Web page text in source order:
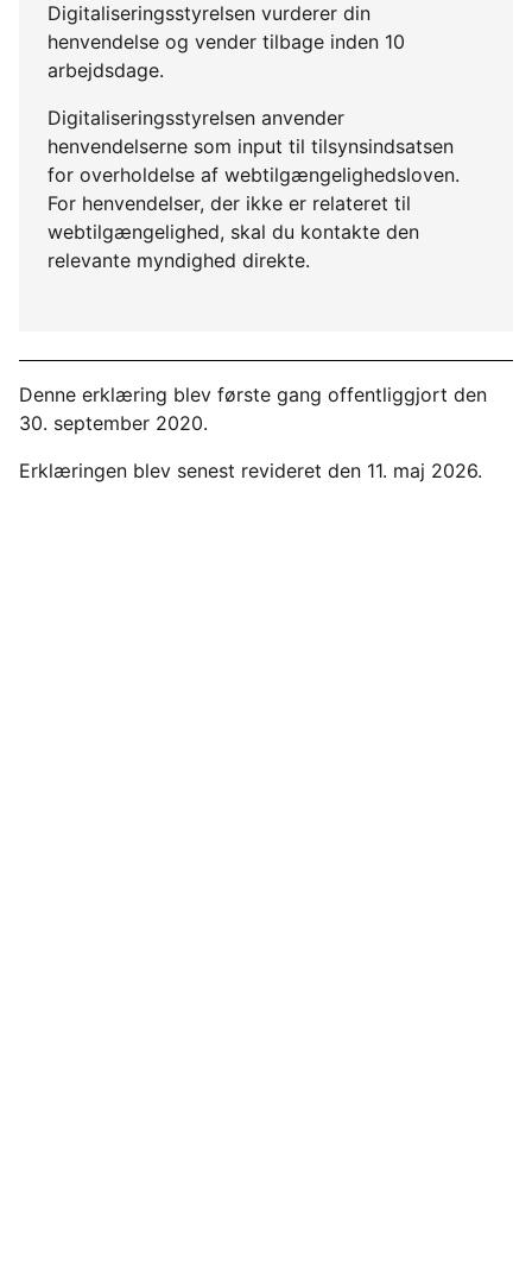
Digitaliseringsstyrelsen vurderer din
henvendelse og vender tilbage inden 10
arbejdsdage.
Digitaliseringsstyrelsen anvender
henvendelserne som input til tilsynsindsatsen
for overholdelse af webtilgængelighedsloven.
For henvendelser, der ikke er relateret til
webtilgængelighed, skal du kontakte den
relevante myndighed direkte.
Denne erklæring blev første gang offentliggjort den
30. september 2020.
Erklæringen blev senest revideret den 11. maj 2026.